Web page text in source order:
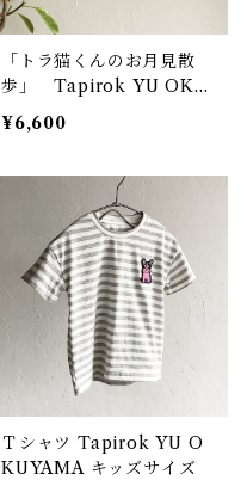
「トラ猫くんのお月見散
歩」 Tapirok YU OKU
YAMA
¥6,600
Ｔシャツ Tapirok YU O
KUYAMA キッズサイズ